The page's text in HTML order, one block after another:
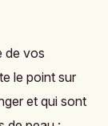
de vos
le point sur
et qui sont